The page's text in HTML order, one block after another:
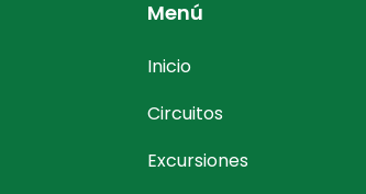
Menú
Inicio
Circuitos
Excursiones